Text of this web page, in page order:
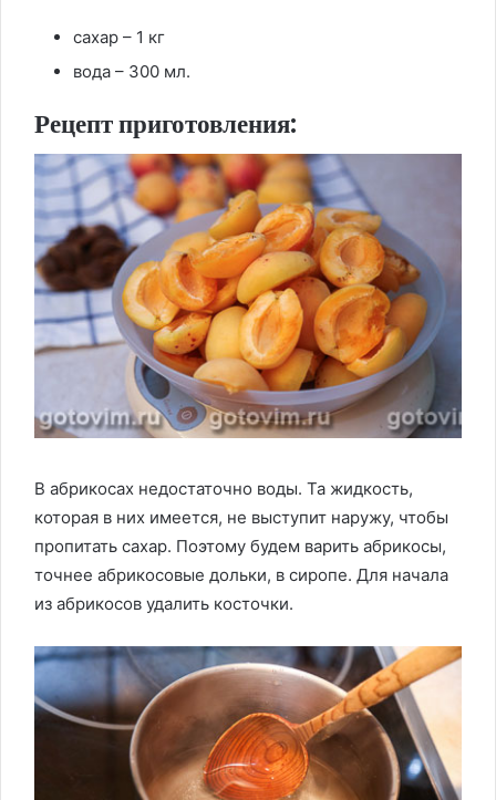
сахар – 1 кг
вода – 300 мл.
Рецепт приготовления:
В абрикосах недостаточно воды. Та жидкость,
которая в них имеется, не выступит наружу, чтобы
пропитать сахар. Поэтому будем варить абрикосы,
точнее абрикосовые дольки, в сиропе. Для начала
из абрикосов удалить косточки.